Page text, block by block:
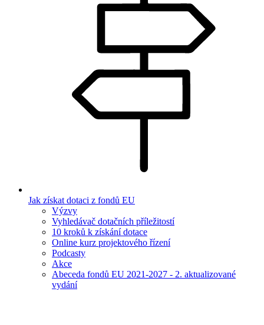
Jak získat dotaci z fondů EU
Výzvy
Vyhledávač dotačních příležitostí
10 kroků k získání dotace
Online kurz projektového řízení
Podcasty
Akce
Abeceda fondů EU 2021-2027 - 2. aktualizované
vydání